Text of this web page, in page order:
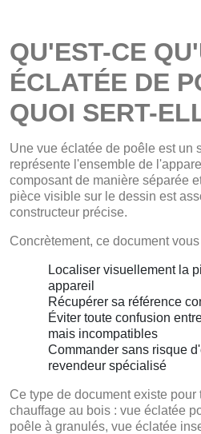
QU'EST-CE
ÉCLATÉE DE
QUOI SERT-
Une vue éclatée de poêle est un
représente l'ensemble de
composant de manière séparée
pièce visible sur le dessin est
constructeur précise.
Concrètement, ce document
Localiser visuellement la
appareil
Récupérer sa référence
Éviter toute confusion
mais incompatibles
Commander sans risque
revendeur spécialisé
Ce type de document existe
chauffage au bois : vue éclatée
poêle à granulés, vue éclatée